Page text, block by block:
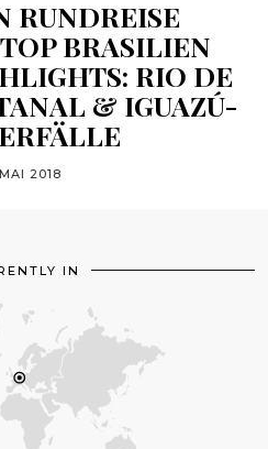
RUNDREISE
BRASILIEN
RIO DE
& IGUAZÚ-
2018
IN